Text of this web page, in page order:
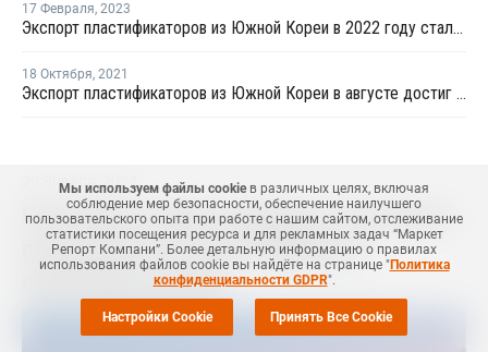
17 Февраля, 2023
Экспорт пластификаторов из Южной Кореи в 2022 году стал самым низким за последние 15 лет
18 Октября, 2021
Экспорт пластификаторов из Южной Кореи в августе достиг 3-месячного минимума
29 Января
PetroChina Lanhai планирует построить
производство полиолефинов в
провинции Цзянсу
Мы используем файлы cookieв различных целях, включая
соблюдение мер безопасности, обеспечение наилучшего
пользовательского опыта при работе с нашим сайтом, отслеживание
статистики посещения ресурса и для рекламных задач “Маркет
Репорт Компани”. Более детальную информацию о правилах
использования файлов cookie вы найдёте на странице "Политика
конфиденциальности GDPR".
Настройки Cookie Принять Все Cookie